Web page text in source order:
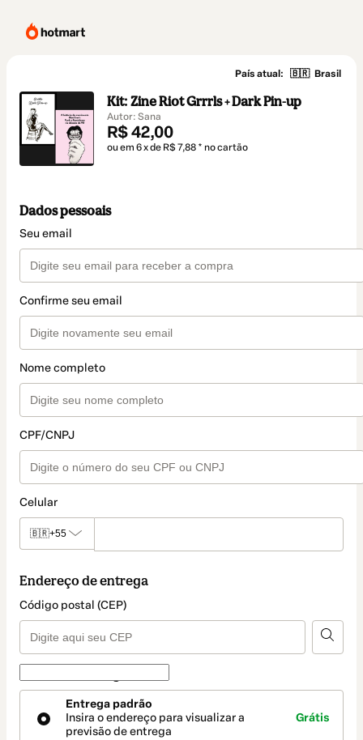
País atual: 🇧🇷 Brasil
Kit: Zine Riot Grrrls + Dark Pin-up
Autor: Sana
R$ 42,00
ou em 6 x de R$ 7,88 * no cartão
Dados pessoais
Seu email
Confirme seu email
Nome completo
CPF/CNPJ
Celular
🇧🇷+55
Endereço de entrega
Código postal (CEP)
Forma
entrega
Entrega padrão
Insira o endereço para visualizar a
previsão de entrega
Grátis